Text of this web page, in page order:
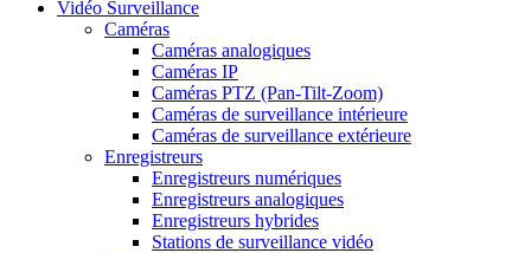
Vidéo Surveillance
Caméras
Caméras analogiques
Caméras IP
Caméras PTZ (Pan-Tilt-Zoom)
Caméras de surveillance intérieure
Caméras de surveillance extérieure
Enregistreurs
Enregistreurs numériques
Enregistreurs analogiques
Enregistreurs hybrides
Stations de surveillance vidéo